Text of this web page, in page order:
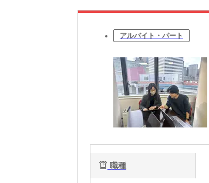
アルバイト・パート
職種